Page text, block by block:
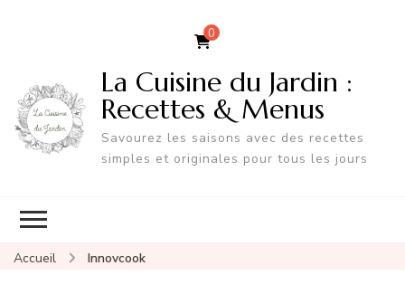
0
La Cuisine du Jardin :
Recettes & Menus
Savourez les saisons avec des recettes
simples et originales pour tous les jours
Accueil Innovcook